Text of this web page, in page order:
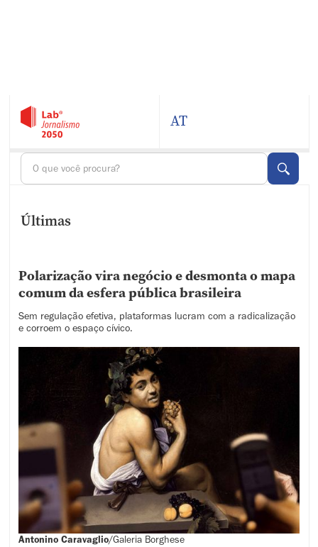
AT
Últimas
Polarização vira negócio e desmonta o mapa
comum da esfera pública brasileira
Sem regulação efetiva, plataformas lucram com a radicalização
e corroem o espaço cívico.
Antonino Caravaglio/Galeria Borghese